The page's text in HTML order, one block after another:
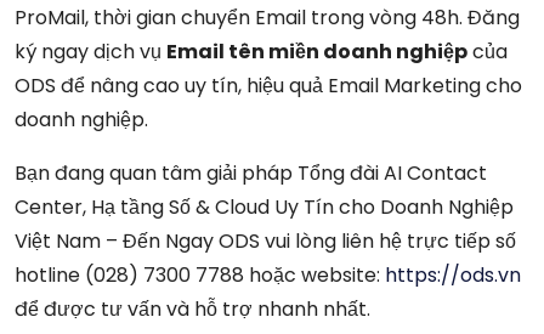
ProMail, thời gian chuyển Email trong vòng 48h. Đăng
ký ngay dịch vụ Email tên miền doanh nghiệpcủa
ODS để nâng cao uy tín, hiệu quả Email Marketing cho
doanh nghiệp.
Bạn đang quan tâm giải pháp Tổng đài AI Contact
Center, Hạ tầng Số & Cloud Uy Tín cho Doanh Nghiệp
Việt Nam – Đến Ngay ODS vui lòng liên hệ trực tiếp số
hotline (028) 7300 7788 hoặc website: https://ods.vn
để được tư vấn và hỗ trợ nhanh nhất.